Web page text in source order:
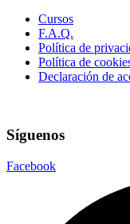
Cursos
F.A.Q.
Política de
Política de
Declaración de
Síguenos
Facebook